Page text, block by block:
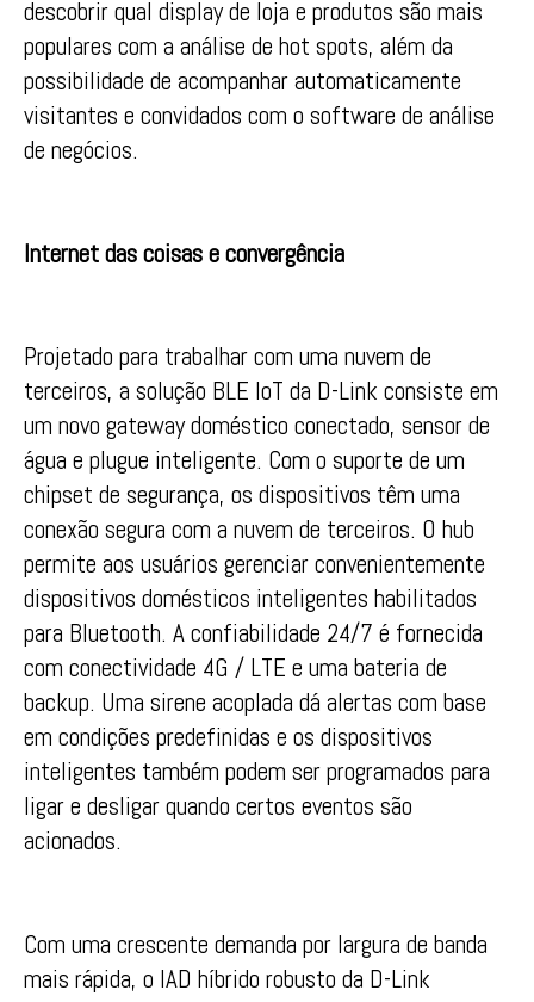
descobrir qual display de loja e produtos são mais
populares com a análise de hot spots, além da
possibilidade de acompanhar automaticamente
visitantes e convidados com o software de análise
de negócios.
Internet das coisas e convergência
Projetado para trabalhar com uma nuvem de
terceiros, a solução BLE IoT da D-Link consiste em
um novo gateway doméstico conectado, sensor de
água e plugue inteligente. Com o suporte de um
chipset de segurança, os dispositivos têm uma
conexão segura com a nuvem de terceiros. O hub
permite aos usuários gerenciar convenientemente
dispositivos domésticos inteligentes habilitados
para Bluetooth. A confiabilidade 24/7 é fornecida
com conectividade 4G / LTE e uma bateria de
backup. Uma sirene acoplada dá alertas com base
em condições predefinidas e os dispositivos
inteligentes também podem ser programados para
ligar e desligar quando certos eventos são
acionados.
Com uma crescente demanda por largura de banda
mais rápida, o IAD híbrido robusto da D-Link